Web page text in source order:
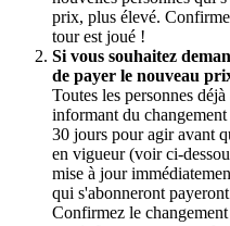
prix, plus élevé.
tour est joué !
Si vous souhaitez
de payer le nouveau
Toutes les personnes
informant du
30 jours pour agir avant
en vigueur (voir ci-
mise à jour
qui s'abonneront
Confirmez le